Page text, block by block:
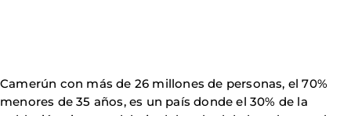
Camerún con más de 26 millones de personas, el 70%
menores de 35 años, es un país donde el 30% de la